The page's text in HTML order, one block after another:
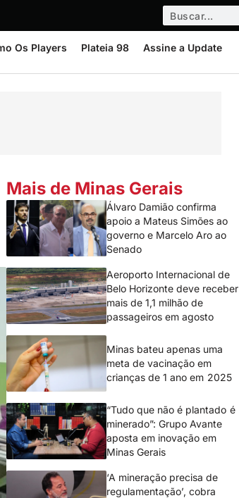
Os Players Plateia 98 Assine a Update
Mais de Minas Gerais
Álvaro Damião confirma
apoio a Mateus Simões ao
governo e Marcelo Aro ao
Senado
Aeroporto Internacional de
Belo Horizonte deve receber
mais de 1,1 milhão de
passageiros em agosto
Minas bateu apenas uma
meta de vacinação em
crianças de 1 ano em 2025
“Tudo que não é plantado é
minerado”: Grupo Avante
aposta em inovação em
Minas Gerais
‘A mineração precisa de
regulamentação’, cobra